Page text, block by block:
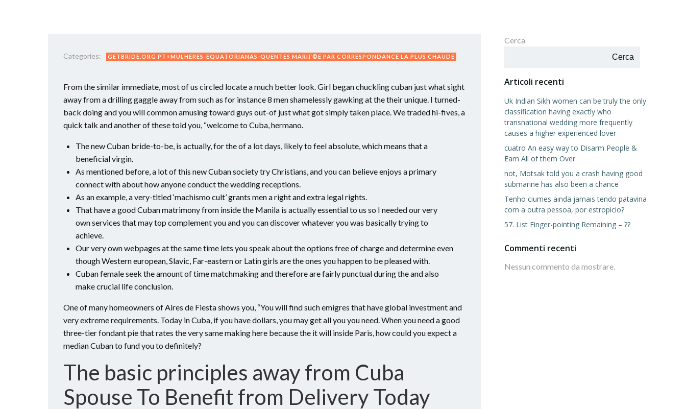
Categories: GETBRIDE.ORG PT+MULHERES-EQUATORIANAS-QUENTES MARIГ©E PAR CORRESPONDANCE LA PLUS CHAUDE
From the similar immediate, most of us circled locate a much better look. Girl began chuckling cuban just what sight
away from a drilling gaggle away from such as for instance 8 men shamelessly gawking at the their unique. I turned-
back doing and you will common amusing toward guys out-of just what got simply taken place. We traded hi-fives, a
quick talk and another of these told you, “welcome to Cuba, hermano.
The new Cuban bride-to-be, is actually, for the of a lot days, likely to feel absolute, which means that a
beneficial virgin.
As mentioned before, a lot of this new Cuban society try Christians, and you can believe enjoys a primary
connect with about how anyone conduct the wedding receptions.
As an example, a very-titled ‘machismo cult’ grants men a right and extra legal rights.
That have a good Cuban matrimony from inside the Manila is actually essential to us so I needed our very
own services that may top complement you and you can discover whatever you was basically trying to
achieve.
Our very own webpages at the same time lets you speak about the options free of charge and determine even
though Western european, Slavic, Far-eastern or Latin girls are the ones you happen to be pleased with.
Cuban female seek the amount of time matchmaking and therefore are fairly punctual during the and also
make crucial life conclusion.
One of many homeowners of Aires de Fiesta shows you, “You will find such emigres that have global investment and
very extreme requirements. Today in Cuba, if you have dollars, you may get all you you need. When you need a good
three-tier fondant pie that rates the very same making here because the it will inside Paris, how could you expect a
median Cuban to fund you to definitely?
The basic principles away from Cuba
Spouse To Benefit from Delivery Today
Cerca
Cerca
Articoli recenti
Uk Indian Sikh women can be truly the only
classification having exactly who
transnational wedding more frequently
causes a higher experienced lover
cuatro An easy way to Disarm People &
Earn All of them Over
not, Motsak told you a crash having good
submarine has also been a chance
Tenho ciumes ainda jamais tendo patavina
com a outra pessoa, por estropicio?
57. List Finger-pointing Remaining – ??
Commenti recenti
Nessun commento da mostrare.